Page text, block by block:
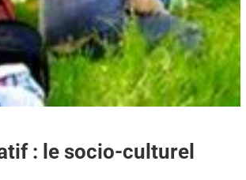
: le socio-culturel